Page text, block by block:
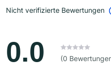
Nicht verifizierte Bewertungen
0.0 (0